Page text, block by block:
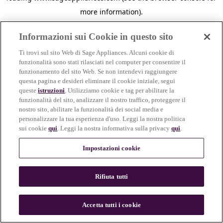
more information).
n
Informazioni sui Cookie in questo sito
Ti trovi sul sito Web di Sage Appliances. Alcuni cookie di
funzionalità sono stati rilasciati nel computer per consentire il
funzionamento del sito Web. Se non intendevi raggiungere
questa pagina e desideri eliminare il cookie iniziale, segui
questeistruzioni. Utilizziamo cookie e tag per abilitare la
funzionalità del sito, analizzare il nostro traffico, proteggere il
nostro sito, abilitare la funzionalità dei social media e
personalizzare la tua esperienza d'uso. Leggi la nostra politica
sui cookiequi. Leggi la nostra informativa sulla privacyqui.
Impostazioni cookie
Rifiuta tutti
Accetta tutti i cookie